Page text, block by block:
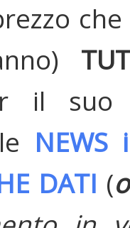
il suo
DATI (